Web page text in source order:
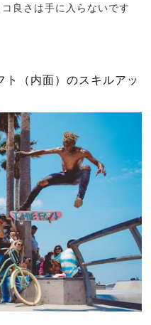
良さは手に入らないです
ト（内面）のスキルアッ